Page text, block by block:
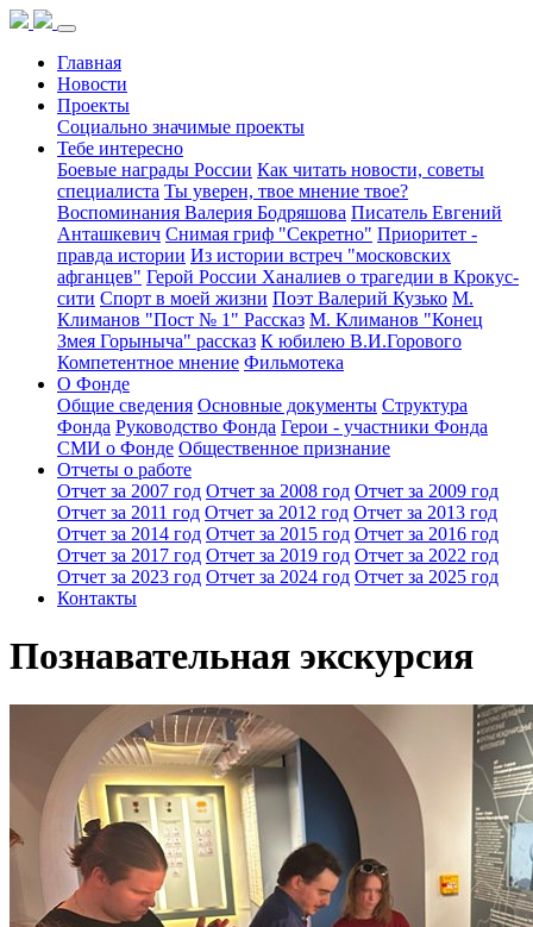
Главная
Новости
Проекты
Социально значимые проекты
Тебе интересно
Боевые награды России Как читать новости, советы
специалиста Ты уверен, твое мнение твое?
Воспоминания Валерия Бодряшова Писатель Евгений
Анташкевич Снимая гриф "Секретно" Приоритет -
правда истории Из истории встреч "московских
афганцев" Герой России Ханалиев о трагедии в Крокус-
сити Спорт в моей жизни Поэт Валерий Кузько М.
Климанов "Пост № 1" Рассказ М. Климанов "Конец
Змея Горыныча" рассказ К юбилею В.И.Горового
Компетентное мнение Фильмотека
О Фонде
Общие сведения Основные документы Структура
Фонда Руководство Фонда Герои - участники Фонда
СМИ о Фонде Общественное признание
Отчеты о работе
Отчет за 2007 год Отчет за 2008 год Отчет за 2009 год
Отчет за 2011 год Отчет за 2012 год Отчет за 2013 год
Отчет за 2014 год Отчет за 2015 год Отчет за 2016 год
Отчет за 2017 год Отчет за 2019 год Отчет за 2022 год
Отчет за 2023 год Отчет за 2024 год Отчет за 2025 год
Контакты
Познавательная экскурсия